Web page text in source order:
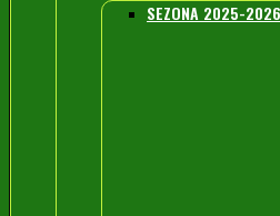
SEZONA 2025-2026